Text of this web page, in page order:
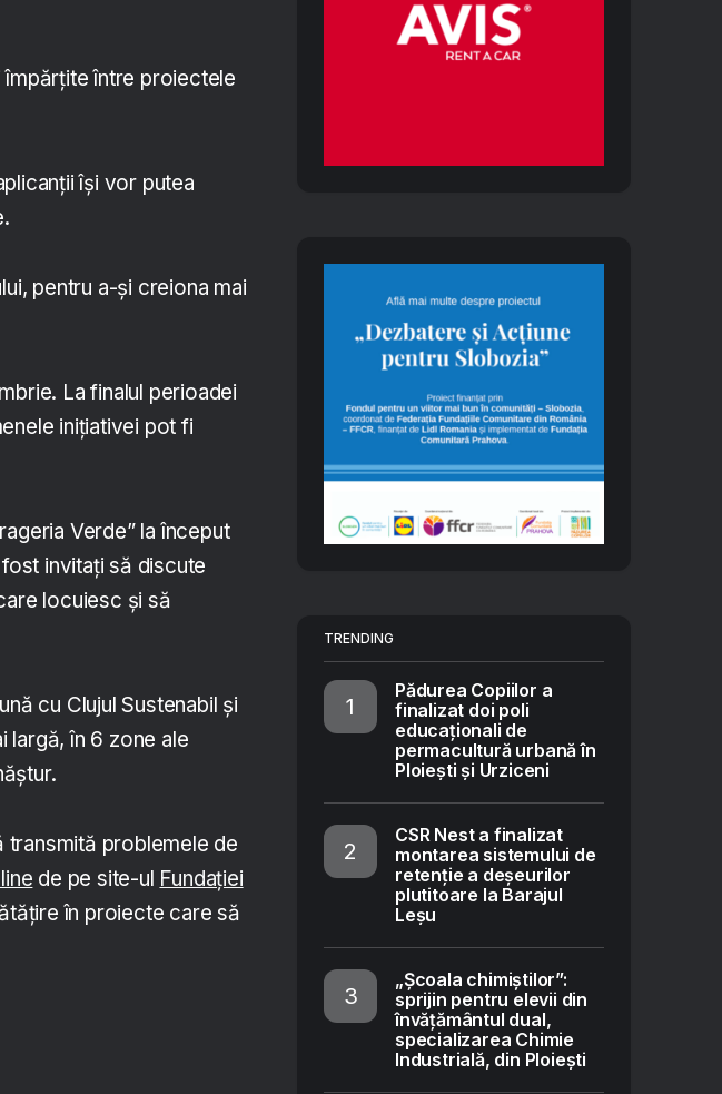
între proiectele
își vor putea
pentru a-și creiona mai
La finalul perioadei
inițiativei pot fi
Verde” la început
invitați să discute
locuiesc și să
cu Clujul Sustenabil și
largă, în 6 zone ale
transmită problemele de
de pe site-ul Fundației
în proiecte care să
TRENDING
Pădurea Copiilor a
finalizat doi poli
educaționali de
permacultură urbană în
Ploiești și Urziceni
CSR Nest a finalizat
montarea sistemului de
retenție a deșeurilor
plutitoare la Barajul
Leșu
„Școala chimiștilor”:
sprijin pentru elevii din
învățământul dual,
specializarea Chimie
Industrială, din Ploiești